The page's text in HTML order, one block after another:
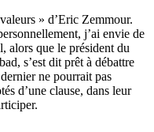
» d’Eric Zemmour.
j’ai envie de
alors que le président du
s’est dit prêt à débattre
ne pourrait pas
d’une clause, dans leur